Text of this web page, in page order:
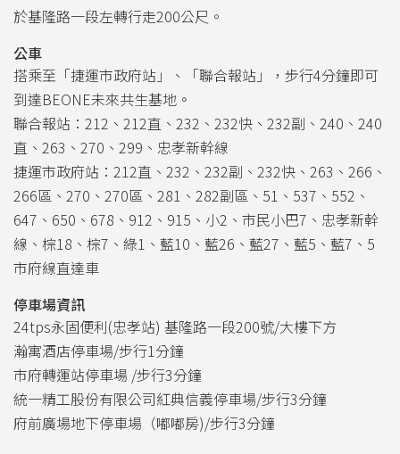
於基隆路一段左轉行走200公尺。
公車
搭乘至「捷運市政府站」、「聯合報站」，步行4分鐘即可
到達BEONE未來共生基地。
聯合報站：212、212直、232、232快、232副、240、240
直、263、270、299、忠孝新幹線
捷運市政府站：212直、232、232副、232快、263、266、
266區、270、270區、281、282副區、51、537、552、
647、650、678、912、915、小2、市民小巴7、忠孝新幹
線、棕18、棕7、綠1、藍10、藍26、藍27、藍5、藍7、5
市府線直達車
停車場資訊
24tps永固便利(忠孝站) 基隆路一段200號/大樓下方
瀚寓酒店停車場/步行1分鐘
市府轉運站停車場 /步行3分鐘
統一精工股份有限公司紅典信義停車場/步行3分鐘
府前廣場地下停車場（嘟嘟房)/步行3分鐘